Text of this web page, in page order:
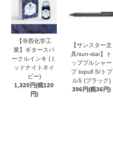
【寺西化学工
業】ギタースパ
ークルインキ (ミ
ッドナイトネイ
ビー)
1,320円(税120
円)
【サンスター文
具/sun-star】ト
ッププルシャー
プ topull S/トプ
ルS (ブラック)
396円(税36円)